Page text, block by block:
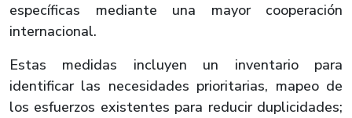
específicas mediante una mayor cooperación
internacional.
Estas medidas incluyen un inventario para
identificar las necesidades prioritarias, mapeo de
los esfuerzos existentes para reducir duplicidades;